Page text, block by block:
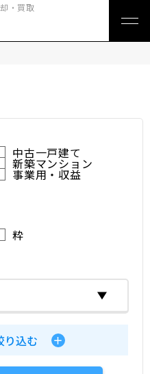
・買取
中古一戸建て
新築マンション
事業用・収益
粋
り込む